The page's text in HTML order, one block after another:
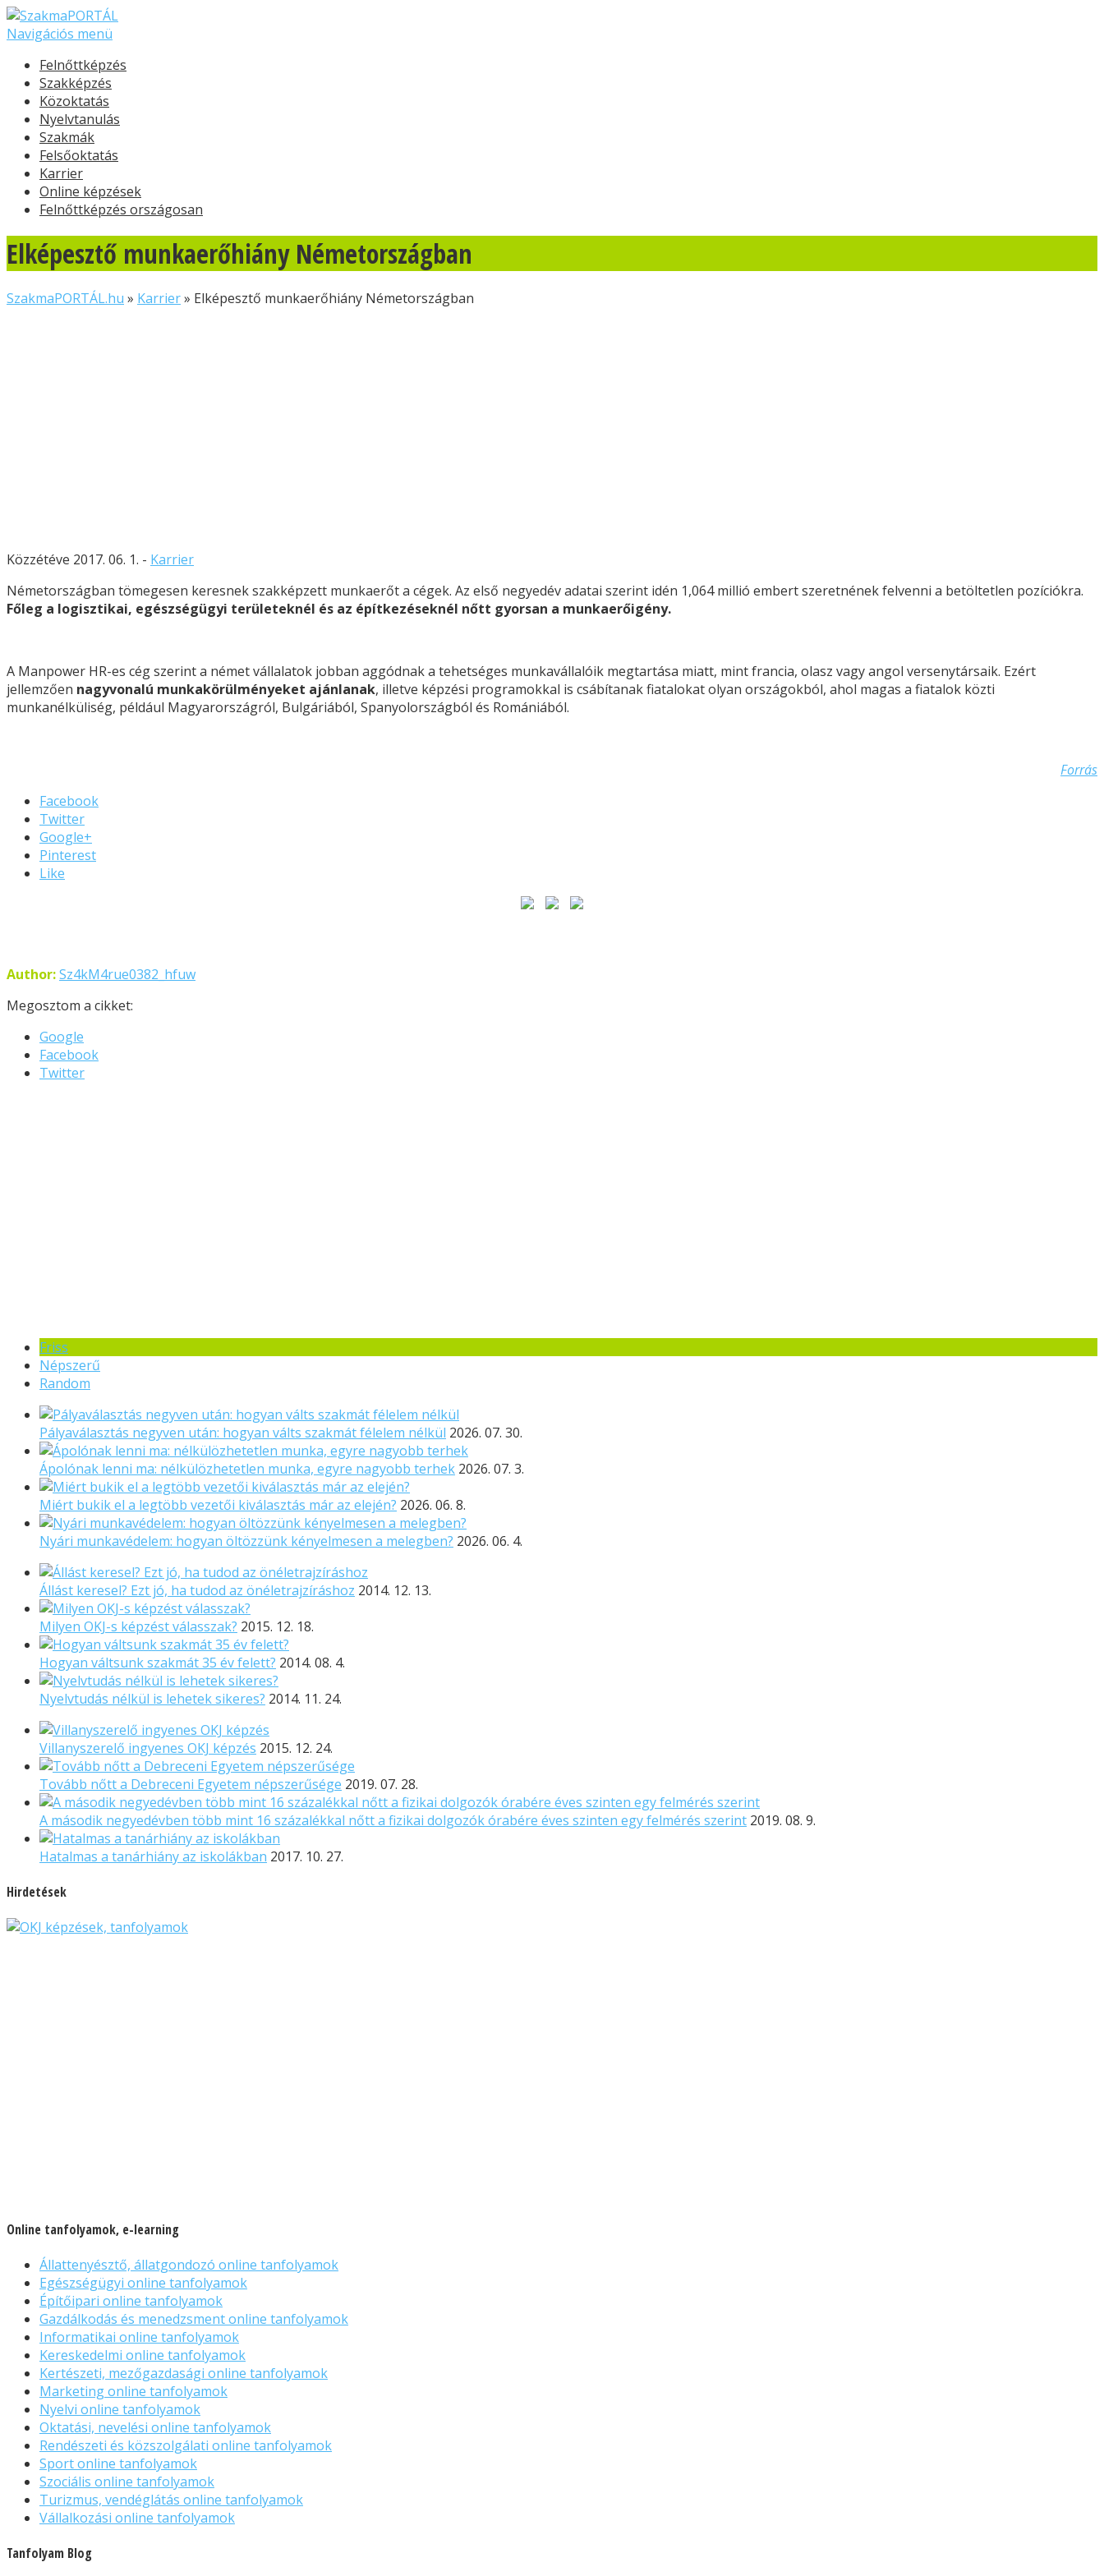
Navigációs menü
Felnőttképzés
Szakképzés
Közoktatás
Nyelvtanulás
Szakmák
Felsőoktatás
Karrier
Online képzések
Felnőttképzés országosan
Elképesztő munkaerőhiány Németországban
SzakmaPORTÁL.hu » Karrier» Elképesztő munkaerőhiány Németországban
Közzétéve 2017. 06. 1. - Karrier
Németországban tömegesen keresnek szakképzett munkaerőt a cégek. Az első negyedév adatai szerint idén 1,064 millió embert szeretnének felvenni a betöltetlen pozíciókra.
Főleg a logisztikai, egészségügyi területeknél és az építkezéseknél nőtt gyorsan a munkaerőigény.
A Manpower HR-es cég szerint a német vállalatok jobban aggódnak a tehetséges munkavállalóik megtartása miatt, mint francia, olasz vagy angol versenytársaik. Ezért
jellemzően nagyvonalú munkakörülményeket ajánlanak, illetve képzési programokkal is csábítanak fiatalokat olyan országokból, ahol magas a fiatalok közti
munkanélküliség, például Magyarországról, Bulgáriából, Spanyolországból és Romániából.
Forrás
Facebook
Twitter
Google+
Pinterest
Like
Author:Sz4kM4rue0382_hfuw
Megosztom a cikket:
Google
Facebook
Twitter
Friss
Népszerű
Random
Pályaválasztás negyven után: hogyan válts szakmát félelem nélkül 2026. 07. 30.
Ápolónak lenni ma: nélkülözhetetlen munka, egyre nagyobb terhek 2026. 07. 3.
Miért bukik el a legtöbb vezetői kiválasztás már az elején? 2026. 06. 8.
Nyári munkavédelem: hogyan öltözzünk kényelmesen a melegben? 2026. 06. 4.
Állást keresel? Ezt jó, ha tudod az önéletrajzíráshoz 2014. 12. 13.
Milyen OKJ-s képzést válasszak? 2015. 12. 18.
Hogyan váltsunk szakmát 35 év felett? 2014. 08. 4.
Nyelvtudás nélkül is lehetek sikeres? 2014. 11. 24.
Villanyszerelő ingyenes OKJ képzés 2015. 12. 24.
Tovább nőtt a Debreceni Egyetem népszerűsége 2019. 07. 28.
A második negyedévben több mint 16 százalékkal nőtt a fizikai dolgozók órabére éves szinten egy felmérés szerint 2019. 08. 9.
Hatalmas a tanárhiány az iskolákban 2017. 10. 27.
Hirdetések
Online tanfolyamok, e-learning
Állattenyésztő, állatgondozó online tanfolyamok
Egészségügyi online tanfolyamok
Építőipari online tanfolyamok
Gazdálkodás és menedzsment online tanfolyamok
Informatikai online tanfolyamok
Kereskedelmi online tanfolyamok
Kertészeti, mezőgazdasági online tanfolyamok
Marketing online tanfolyamok
Nyelvi online tanfolyamok
Oktatási, nevelési online tanfolyamok
Rendészeti és közszolgálati online tanfolyamok
Sport online tanfolyamok
Szociális online tanfolyamok
Turizmus, vendéglátás online tanfolyamok
Vállalkozási online tanfolyamok
Tanfolyam Blog